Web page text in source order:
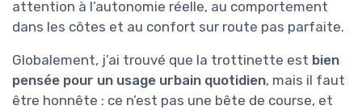
attention à l’autonomie réelle, au comportement
dans les côtes et au confort sur route pas parfaite.
Globalement, j’ai trouvé que la trottinette est bien
pensée pour un usage urbain quotidien, mais il faut
être honnête : ce n’est pas une bête de course, et